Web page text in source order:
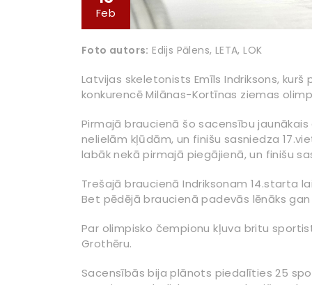
Feb
Foto autors: Edijs Pālens, LETA, LOK
Latvijas skeletonists Emīls Indriksons,
konkurencē Milānas-Kortīnas ziemas
Pirmajā braucienā šo sacensību
nelielām kļūdām, un finišu sasniedza
labāk nekā pirmajā piegājienā, un finišu
Trešajā braucienā Indriksonam 14.starta
Bet pēdējā braucienā padevās lēnāks
Par olimpisko čempionu kļuva britu
Grothēru.
Sacensībās bija plānots piedalīties 25